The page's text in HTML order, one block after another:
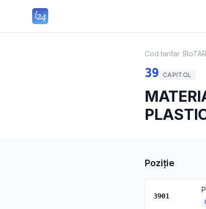
Cod tarifar
39 CAPITOL
Poziție
3901